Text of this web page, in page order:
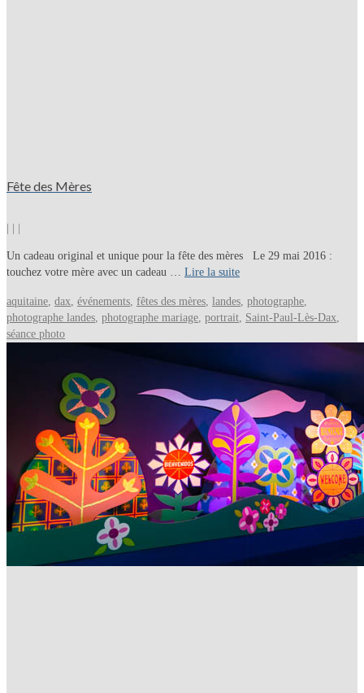
Fête des Mères
| | |
Un cadeau original et unique pour la fête des mères Le 29 mai 2016 :
touchez votre mère avec un cadeau … Lire la suite
aquitaine dax événements fêtes des mères landes photographe
photographe landes photographe mariage portrait Saint-Paul-Lès-Dax
séance photo